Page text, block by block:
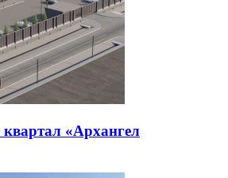
«Архангел